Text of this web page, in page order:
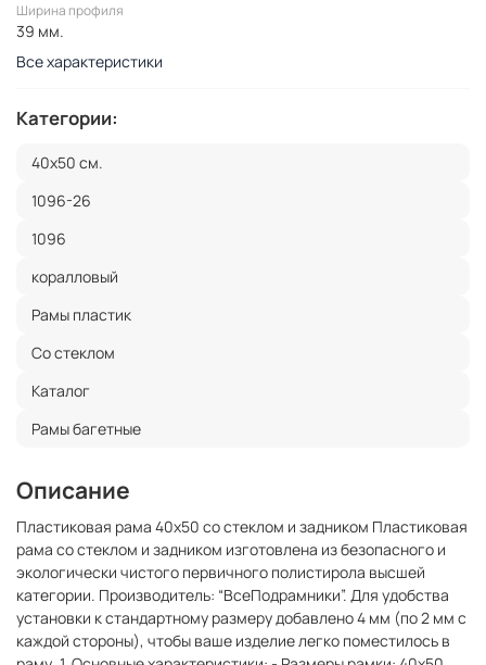
Ширина профиля
39 мм.
Все характеристики
Категории:
40x50 см.
1096-26
1096
коралловый
Рамы пластик
Со стеклом
Каталог
Рамы багетные
Описание
Пластиковая рама 40x50 со стеклом и задником Пластиковая
рама со стеклом и задником изготовлена из безопасного и
экологически чистого первичного полистирола высшей
категории. Производитель: “ВсеПодрамники”. Для удобства
установки к стандартному размеру добавлено 4 мм (по 2 мм с
каждой стороны), чтобы ваше изделие легко поместилось в